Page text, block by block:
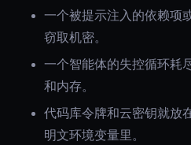
一个被提示注入的依赖项
窃取机密。
一个智能体的失控循环耗
和内存。
代码库令牌和云密钥就放
明文环境变量里。